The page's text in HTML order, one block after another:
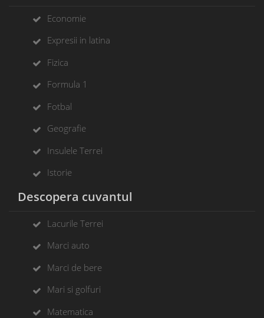
Economie
Expresii in latina
Fizica
Formula 1
Fotbal
Geografie
Insulele Terrei
Istorie
Descopera cuvantul
Lacurile Terrei
Marci auto
Marci de bere
Mari si golfuri
Matematica